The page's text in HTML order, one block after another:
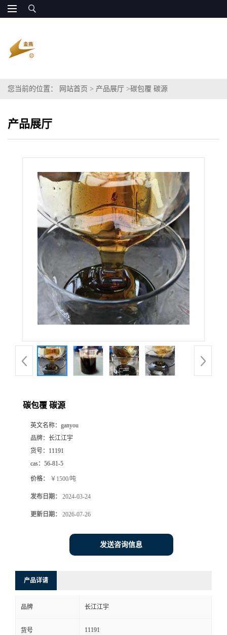
您当前的位置： 网站首页 > 产品展厅 >碳包覆 碳源
产品展厅
碳包覆 碳源
英文名称： ganyou
品牌： 长江江宇
货号： 11191
cas： 56-81-5
价格： ￥1500/吨
发布日期： 2024-03-24
更新日期： 2026-07-26
发送咨询信息
产品详请
品牌 长江江宇
货号 11191